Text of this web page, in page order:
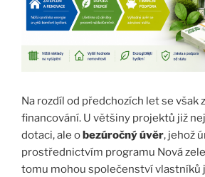
Na rozdíl od předchozích let se však
financování. U většiny projektů již
dotaci, ale obezúročný úvěr, jehož
prostřednictvím programu Nová
tomu mohou společenství vlastníků